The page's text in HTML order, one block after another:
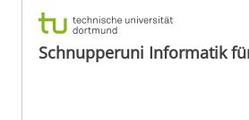
Schnupperuni In­for­ma­tik